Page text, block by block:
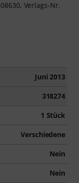
Verlags-Nr.
Juni 2013
318274
1 Stück
Verschiedene
Nein
Nein